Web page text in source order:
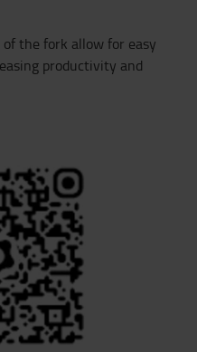
the fork allow for easy
productivity and